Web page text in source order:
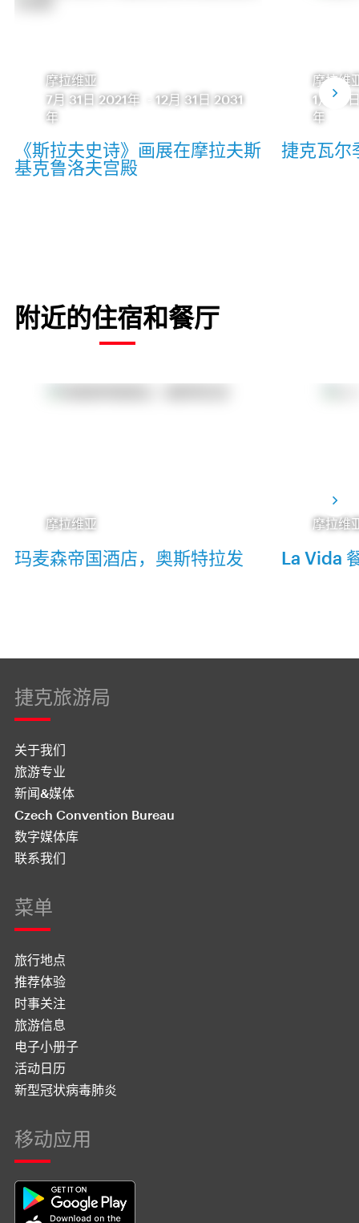
摩拉维亚
7月 31日 2021年
12月 31日 2031
年
《斯拉夫史诗》画展在摩拉夫斯
基克鲁洛夫宫殿
摩拉维
1月 31
年
捷克瓦尔
附近的住宿和餐厅
摩拉维亚
玛麦森帝国酒店，奥斯特拉发
摩拉维
La Vida
捷克旅游局
关于我们
旅游专业
新闻&媒体
Czech Convention Bureau
数字媒体库
联系我们
菜单
旅行地点
推荐体验
时事关注
旅游信息
电子小册子
活动日历
新型冠状病毒肺炎
移动应用